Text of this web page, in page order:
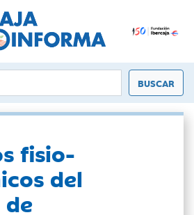
fisio-
del